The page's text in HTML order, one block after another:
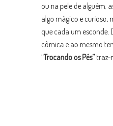
ou na pele de alguém,
algo mágico e curioso,
que cada um esconde.
cômica e ao mesmo
“Trocando os Pés” traz-